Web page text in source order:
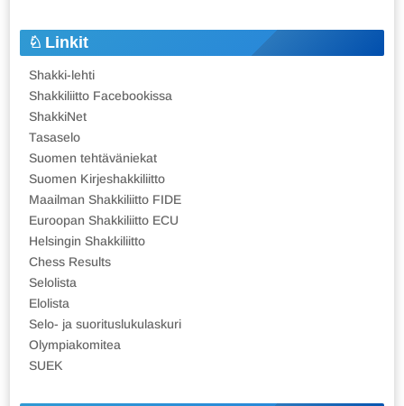
Linkit
Shakki-lehti
Shakkiliitto Facebookissa
ShakkiNet
Tasaselo
Suomen tehtäväniekat
Suomen Kirjeshakkiliitto
Maailman Shakkiliitto FIDE
Euroopan Shakkiliitto ECU
Helsingin Shakkiliitto
Chess Results
Selolista
Elolista
Selo- ja suorituslukulaskuri
Olympiakomitea
SUEK